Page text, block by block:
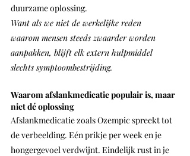
duurzame oplossing.
Want als we niet de werkelijke reden
waarom mensen steeds zwaarder worden
aanpakken, blijft elk extern hulpmiddel
slechts symptoombestrijding.
Waarom afslankmedicatie populair is, maar
niet dé oplossing
Afslankmedicatie zoals Ozempic spreekt tot
de verbeelding. Eén prikje per week en je
hongergevoel verdwijnt. Eindelijk rust in je